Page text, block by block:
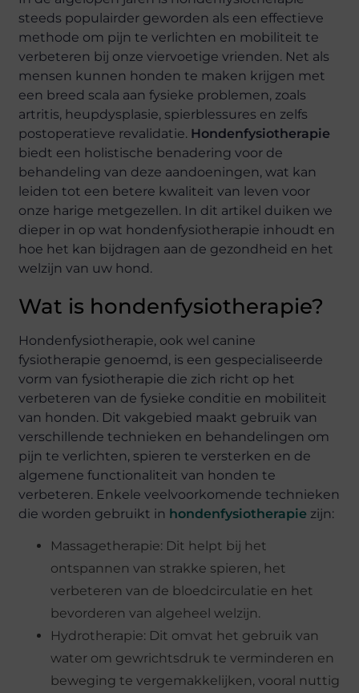
steeds populairder geworden als een effectieve
methode om pijn te verlichten en mobiliteit te
verbeteren bij onze viervoetige vrienden. Net als
mensen kunnen honden te maken krijgen met
een breed scala aan fysieke problemen, zoals
artritis, heupdysplasie, spierblessures en zelfs
postoperatieve revalidatie. Hondenfysiotherapie
biedt een holistische benadering voor de
behandeling van deze aandoeningen, wat kan
leiden tot een betere kwaliteit van leven voor
onze harige metgezellen. In dit artikel duiken we
dieper in op wat hondenfysiotherapie inhoudt en
hoe het kan bijdragen aan de gezondheid en het
welzijn van uw hond.
Wat is hondenfysiotherapie?
Hondenfysiotherapie, ook wel canine
fysiotherapie genoemd, is een gespecialiseerde
vorm van fysiotherapie die zich richt op het
verbeteren van de fysieke conditie en mobiliteit
van honden. Dit vakgebied maakt gebruik van
verschillende technieken en behandelingen om
pijn te verlichten, spieren te versterken en de
algemene functionaliteit van honden te
verbeteren. Enkele veelvoorkomende technieken
die worden gebruikt in hondenfysiotherapie zijn:
Massagetherapie: Dit helpt bij het
ontspannen van strakke spieren, het
verbeteren van de bloedcirculatie en het
bevorderen van algeheel welzijn.
Hydrotherapie: Dit omvat het gebruik van
water om gewrichtsdruk te verminderen en
beweging te vergemakkelijken, vooral nuttig